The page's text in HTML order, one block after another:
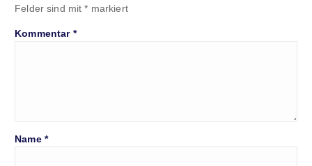
Felder sind mit* markiert
Kommentar *
Name *